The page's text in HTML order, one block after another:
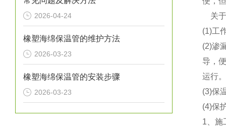
2026-04-24
橡塑海绵保温管的维护方法
2026-03-23
橡塑海绵保温管的安装步骤
2026-03-23
关于
(1)工
(2)渗
导，
运行。
(3)保
(4)保
1、施